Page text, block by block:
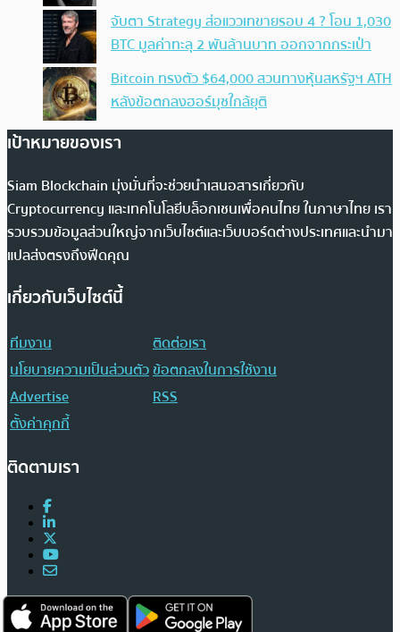
จับตา Strategy ส่อแววเทขายรอบ 4 ? โอน 1,030
BTC มูลค่าทะลุ 2 พันล้านบาท ออกจากกระเป๋า
Bitcoin ทรงตัว $64,000 สวนทางหุ้นสหรัฐฯ ATH
หลังข้อตกลงฮอร์มุซใกล้ยุติ
เป้าหมายของเรา
Siam Blockchain มุ่งมั่นที่จะช่วยนำเสนอสารเกี่ยวกับ
Cryptocurrency และเทคโนโลยีบล็อกเชนเพื่อคนไทย ในภาษาไทย เรา
รวบรวมข้อมูลส่วนใหญ่จากเว็บไซต์และเว็บบอร์ดต่างประเทศและนำมา
แปลส่งตรงถึงฟีดคุณ
เกี่ยวกับเว็บไซต์นี้
ทีมงาน
ติดต่อเรา
นโยบายความเป็นส่วนตัวข้อตกลงในการใช้งาน
Advertise
RSS
ตั้งค่าคุกกี้
ติดตามเรา